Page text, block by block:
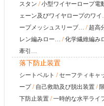
スタン /小型ワイヤーロープ電
ェーン及びワイヤロープのワ
ープメッシュスリーブ… / 超高
レン編みロー… /化学繊維編み
牽引…
落下防止装置
シートベルト /セーフティキャ
ープ/ 自己救助及び脱出装置 /
下防止装置 /一時的な水平ライ